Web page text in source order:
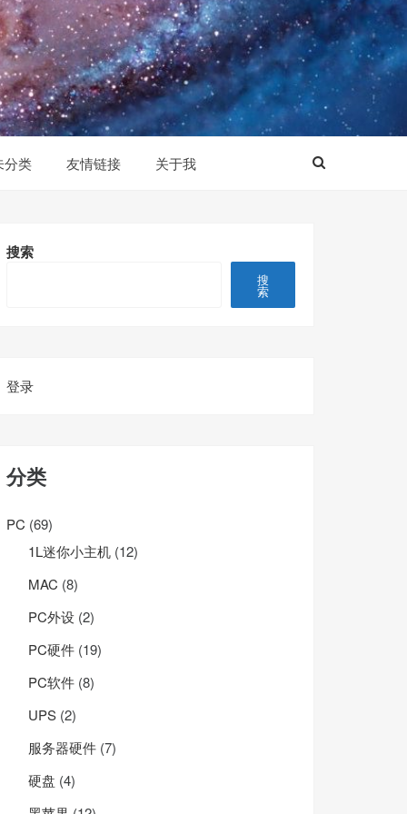
分类 友情链接 关于我
搜索
搜
索
登录
分类
PC (69)
1L迷你小主机 (12)
MAC (8)
PC外设 (2)
PC硬件 (19)
PC软件 (8)
UPS (2)
服务器硬件 (7)
硬盘 (4)